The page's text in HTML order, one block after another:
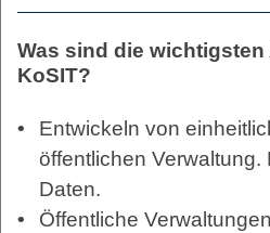
Was sind die
KoSIT?
Entwickeln von
öffentlichen Verwaltung.
Daten.
Öffentliche